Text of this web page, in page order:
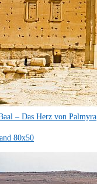
– Das Herz von Palmyra
80x50